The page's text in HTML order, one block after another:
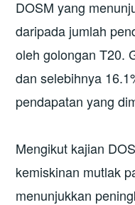
DOSM yang
daripada jumlah
oleh golongan T20.
dan selebihnya
pendapatan yang
Mengikut kajian
kemiskinan mutlak
menunjukkan